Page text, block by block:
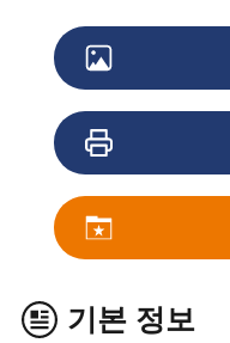
기본 정보